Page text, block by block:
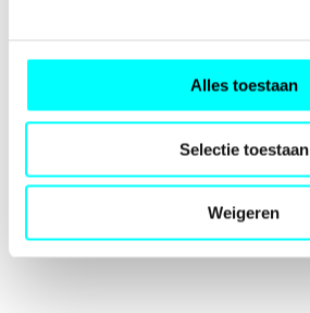
Alles toestaan
Selectie toestaan
Weigeren